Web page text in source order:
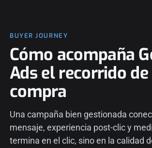
BUYER JOURNEY
Cómo acompaña
Ads el recorrido de
compra
Una campaña bien gestionada
mensaje, experiencia post-clic y
termina en el clic, sino en la calidad